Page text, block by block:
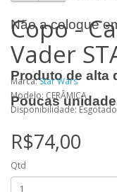
Não a coloque
Produto de alta
Poucas
Copo -
Vader
Marca:Star Wars
Modelo: CERÂMICA
Disponibilidade: Esgotado
R$74,00
Qtd